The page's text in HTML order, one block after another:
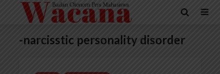
-narcisstic personality disorder